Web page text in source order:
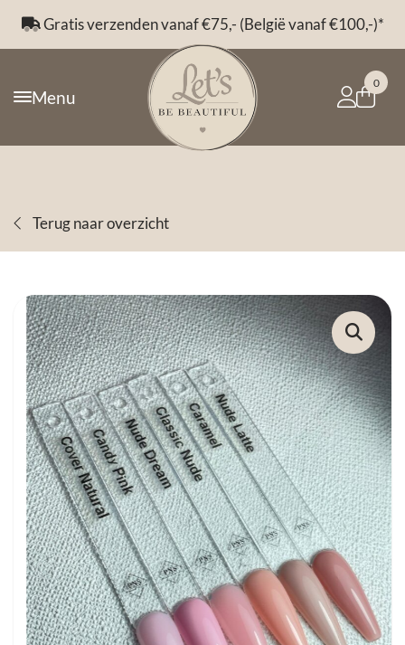
Gratis verzenden vanaf €75,- (België vanaf €100,-)*
Menu
0
Terug naar overzicht